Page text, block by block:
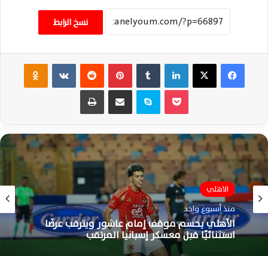
نسخ الرابط
فيسبوك ‫X لينكدإن بينتيريست ‏VKontakte
سكايب مشاركة عبر البريد طباعة
الاهلي
منذ أسبوع واحد
الاهلي
منذ أسبوعين
محمد شريف يتمسك بالبقاء ويضع الأهلي أمام
أزمة جديدة خلال الميركاتو الصيفي الحالي